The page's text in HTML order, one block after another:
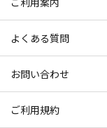
よくある質問
お問い合わせ
ご利用規約